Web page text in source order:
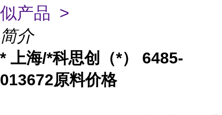
似产品 >
简介
* 上海/*科思创（*） 6485-
013672原料价格